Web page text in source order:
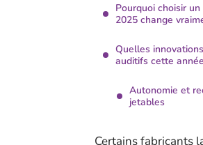
Pourquoi choisir
2025 change
Quelles
auditifs cette
Autonomie et
jetables
Certains fabricants